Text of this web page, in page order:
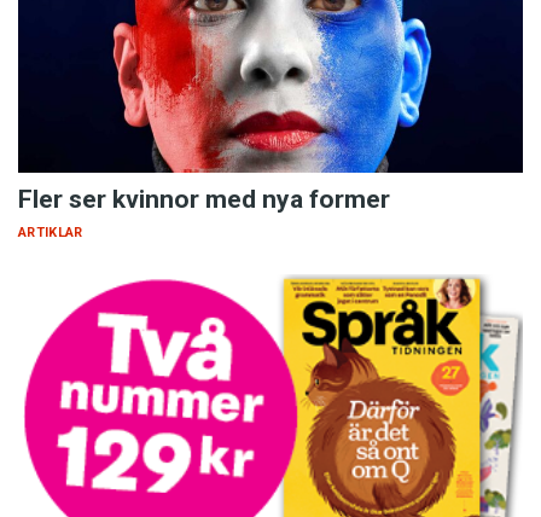
Fler ser kvinnor med nya former
ARTIKLAR